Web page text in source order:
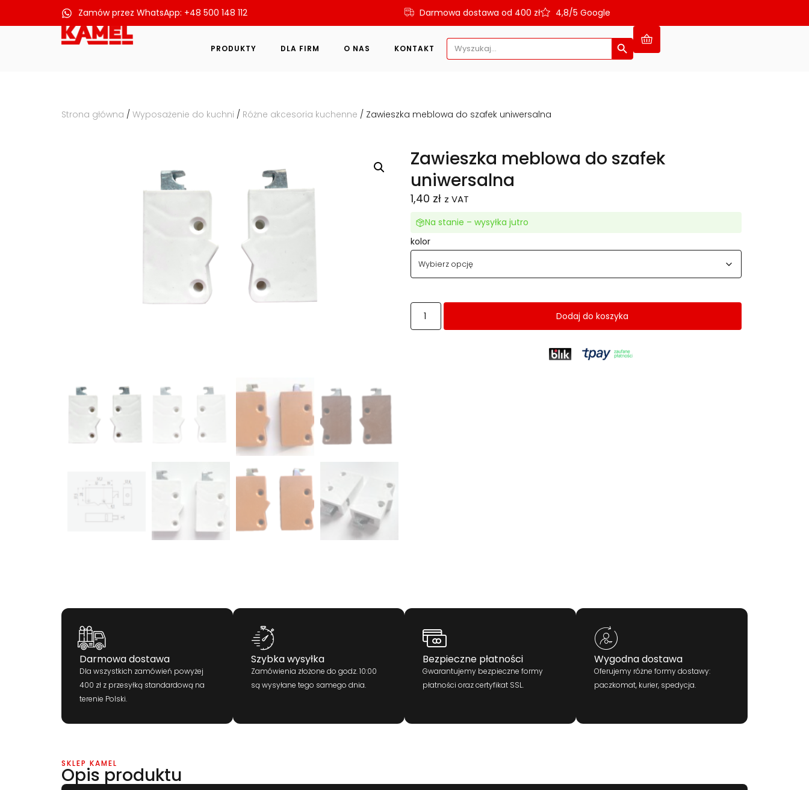
Zamów przez WhatsApp: +48 500 148 112 Darmowa dostawa od 400 zł 4,8/5 Google
PRODUKTY DLA FIRM O NAS KONTAKT
Search
for:
Search Button
Strona główna / Wyposażenie do kuchni / Różne akcesoria kuchenne / Zawieszka meblowa do szafek uniwersalna
Zawieszka meblowa do szafek
uniwersalna
1,40 zł z VAT
Na stanie – wysyłka jutro
kolor
Dodaj do koszyka
Darmowa dostawa
Dla wszystkich zamówień powyżej
400 zł z przesyłką standardową na
terenie Polski.
Szybka wysyłka
Zamówienia złożone do godz. 10:00
są wysyłane tego samego dnia.
Bezpieczne płatności
Gwarantujemy bezpieczne formy
płatności oraz certyfikat SSL.
Wygodna dostawa
Oferujemy różne formy dostawy:
paczkomat, kurier, spedycja.
SKLEP KAMEL
Opis produktu